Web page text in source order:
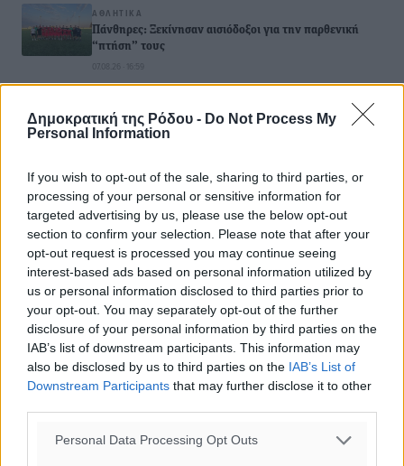
Δημοκρατική της Ρόδου - Do Not Process My
Personal Information
If you wish to opt-out of the sale, sharing to third parties, or
processing of your personal or sensitive information for
targeted advertising by us, please use the below opt-out
section to confirm your selection. Please note that after your
opt-out request is processed you may continue seeing
interest-based ads based on personal information utilized by
us or personal information disclosed to third parties prior to
your opt-out. You may separately opt-out of the further
disclosure of your personal information by third parties on the
IAB’s list of downstream participants. This information may
also be disclosed by us to third parties on the IAB’s List of
Downstream Participants that may further disclose it to other
Personal Data Processing Opt Outs
ΑΘΛΗΤΙΚΆ
Πάνθηρες: Ξεκίνησαν αισιόδοξοι για την παρθενική
“πτήση” τους
07.08.26 · 16:59
Άρης Αρχαγγέλου: Στο πλευρό του άτυχου Ιάκωβου
Θωμά
ΑΘΛΗΤΙΚΆ
Φοίβος: Η μεγάλη επιστροφή του Μπρένο Σαλβατιέρα
07.08.26 · 16:53
Σχολιασμός Άρθρου
Τα σχόλια εκφράζουν αποκλειστικά τον εκάστοτε
σχολιαστή. Η Δημοκρατική δεν υιοθετεί αυτές τις
απόψεις. Διατηρούμε το δικαίωμα να διαγράψουμε όποια
σχόλια θεωρούμε προσβλητικά ή περιέχουν ύβρεις, χωρίς
καμμία προειδοποίηση. Χρήστες που δεν τηρούν τους